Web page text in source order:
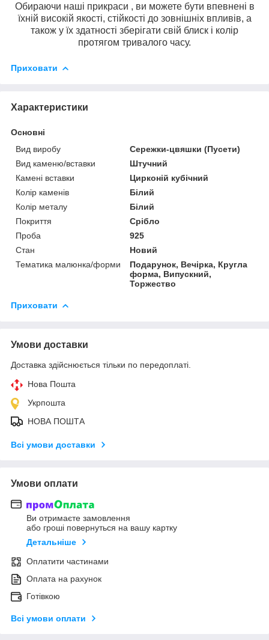
Обираючи наші прикраси , ви можете бути впевнені в
їхній високій якості, стійкості до зовнішніх впливів, а
також у їх здатності зберігати свій блиск і колір
протягом тривалого часу.
Приховати
Характеристики
Основні
Вид виробу
Сережки-цвяшки (Пусети)
Вид каменю/вставки
Штучний
Камені вставки
Цирконій кубічний
Колір каменів
Білий
Колір металу
Білий
Покриття
Срібло
Проба
925
Стан
Новий
Тематика малюнка/форми
Подарунок, Вечірка, Кругла
форма, Випускний,
Торжество
Приховати
Умови доставки
Доставка здійснюється тільки по передоплаті.
Нова Пошта
Укрпошта
НОВА ПОШТА
Всі умови доставки
Умови оплати
Ви отримаєте замовлення
або гроші повернуться на вашу картку
Детальніше
Оплатити частинами
Оплата на рахунок
Готівкою
Всі умови оплати